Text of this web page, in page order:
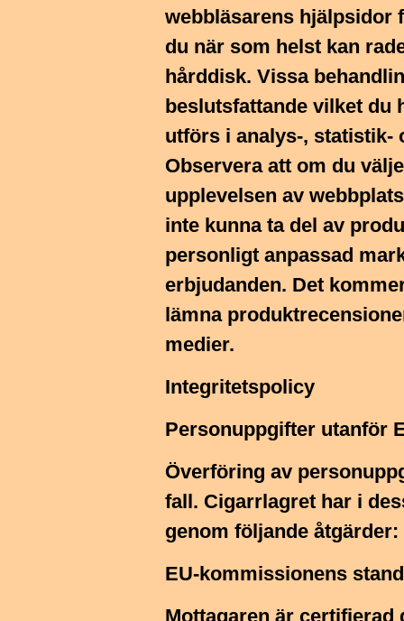
webbläsarens hjälpsidor
du när som helst kan
hårddisk. Vissa
beslutsfattande vilket du
utförs i analys-, statistik-
Observera att om du
upplevelsen av
inte kunna ta del av
personligt anpassad
erbjudanden. Det
lämna
medier.
Integritetspolicy
Personuppgifter utanför
Överföring av
fall. Cigarrlagret har i
genom följande åtgärder:
EU-kommissionens
Mottagaren är certifierad